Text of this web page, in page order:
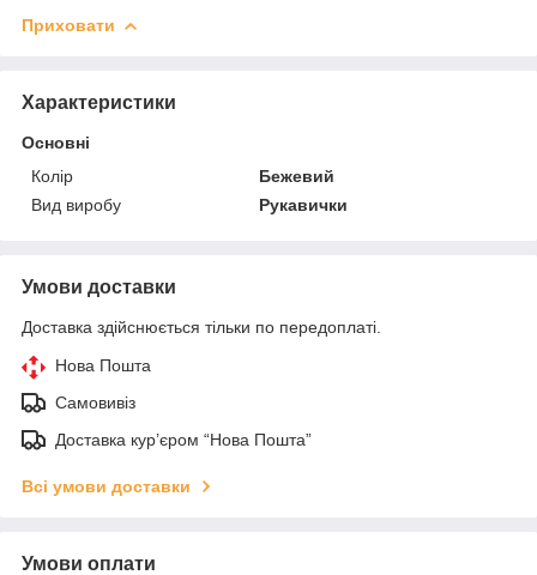
Приховати
Характеристики
Основні
Колір
Бежевий
Вид виробу
Рукавички
Умови доставки
Доставка здійснюється тільки по передоплаті.
Нова Пошта
Самовивіз
Доставка кур’єром “Нова Пошта”
Всі умови доставки
Умови оплати